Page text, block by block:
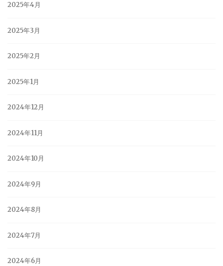
2025年4月
2025年3月
2025年2月
2025年1月
2024年12月
2024年11月
2024年10月
2024年9月
2024年8月
2024年7月
2024年6月